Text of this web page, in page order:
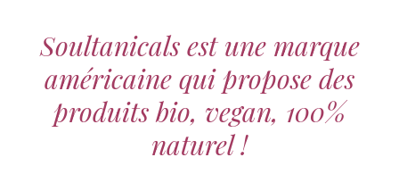
Soultanicalsest une marque
américaine qui propose des
produits bio, vegan, 100%
naturel !